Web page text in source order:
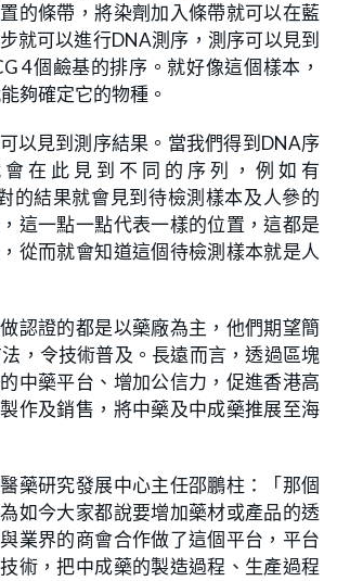
的條帶，將染劑加入條帶就可以在藍
就可以進行DNA測序，測序可以見到
4個鹼基的排序。就好像這個樣本，
夠確定它的物種。
以見到測序結果。當我們得到DNA序
在此見到不同的序列，例如有
的結果就會見到待檢測樣本及人參的
這一點一點代表一樣的位置，這都是
從而就會知道這個待檢測樣本就是人
認證的都是以藥廠為主，他們期望簡
，令技術普及。長遠而言，透過區塊
中藥平台、增加公信力，促進香港高
作及銷售，將中藥及中成藥推展至海
藥研究發展中心主任邵鵬柱：「那個
如今大家都說要增加藥材或產品的透
業界的商會合作做了這個平台，平台
術，把中成藥的製造過程、生產過程